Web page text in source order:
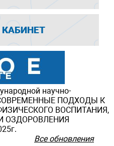
научно-
СОВРЕМЕННЫЕ ПОДХОДЫ К
ВОСПИТАНИЯ,
ОЗДОРОВЛЕНИЯ
Все обновления